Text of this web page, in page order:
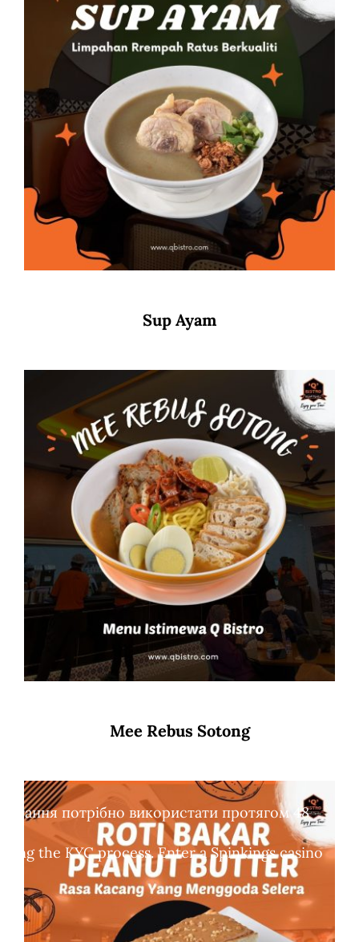
Sup Ayam
Mee Rebus Sotong
потрібно використати протягом 48
the KYC process. Enter a Spinkings casino